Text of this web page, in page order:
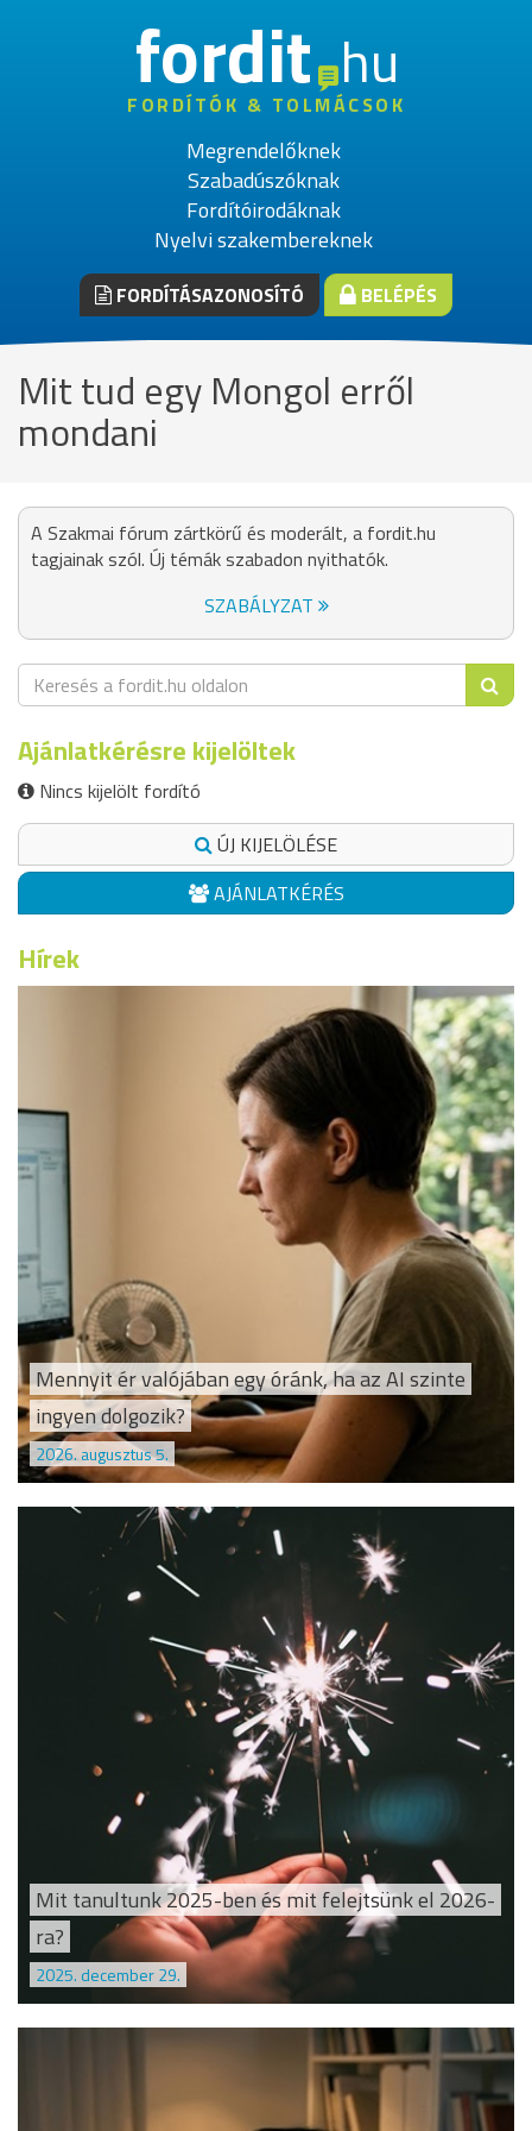
fordithu
FORDÍTÓK & TOLMÁCSOK
Megrendelőknek
Szabadúszóknak
Fordítóirodáknak
Nyelvi szakembereknek
FORDÍTÁSAZONOSÍTÓ BELÉPÉS
Mit tud egy Mongol erről
mondani
A Szakmai fórum zártkörű és moderált, a fordit.hu
tagjainak szól. Új témák szabadon nyithatók.
SZABÁLYZAT
Ajánlatkérésre kijelöltek
Nincs kijelölt fordító
ÚJ KIJELÖLÉSE
AJÁNLATKÉRÉS
Hírek
Mennyit ér valójában egy óránk, ha az AI szinte
ingyen dolgozik?
2026. augusztus 5.
Mit tanultunk 2025-ben és mit felejtsünk el 2026-
ra?
2025. december 29.